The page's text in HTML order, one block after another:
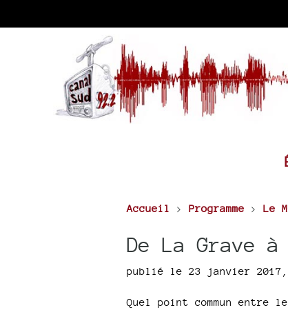
Accueil > Programme > Le
De La Grave
publié le 23 janvier 2017
Quel point commun entre